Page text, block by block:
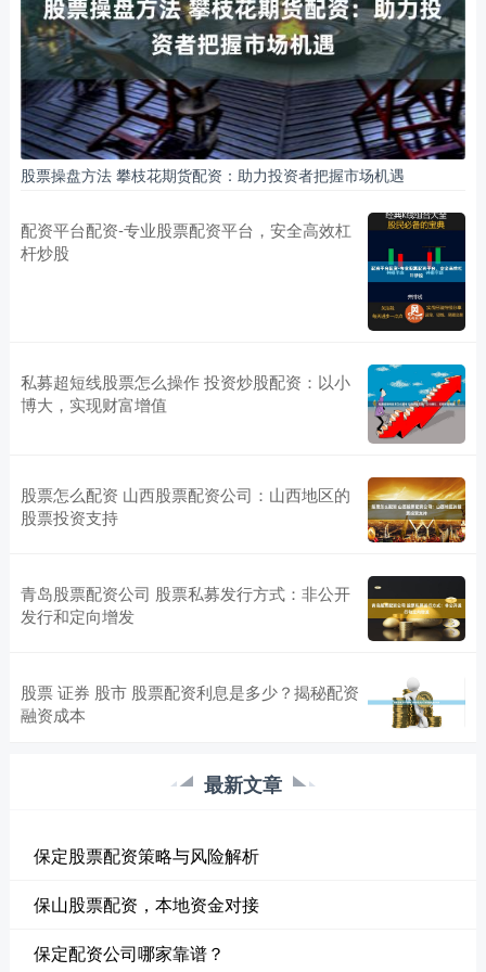
股票操盘方法 攀枝花期货配资：助力投资者把握市场机遇
配资平台配资-专业股票配资平台，安全高效杠
杆炒股
私募超短线股票怎么操作 投资炒股配资：以小
博大，实现财富增值
股票怎么配资 山西股票配资公司：山西地区的
股票投资支持
青岛股票配资公司 股票私募发行方式：非公开
发行和定向增发
股票 证券 股市 股票配资利息是多少？揭秘配资
融资成本
最新文章
保定股票配资策略与风险解析
保山股票配资，本地资金对接
保定配资公司哪家靠谱？